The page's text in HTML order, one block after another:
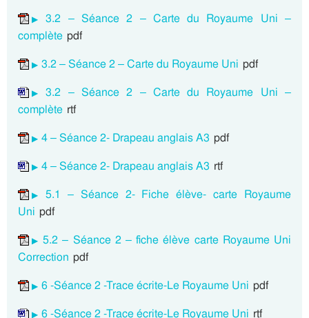
3.2 – Séance 2 – Carte du Royaume Uni –
complète pdf
3.2 – Séance 2 – Carte du Royaume Uni pdf
3.2 – Séance 2 – Carte du Royaume Uni –
complète rtf
4 – Séance 2- Drapeau anglais A3 pdf
4 – Séance 2- Drapeau anglais A3 rtf
5.1 – Séance 2- Fiche élève- carte Royaume
Uni pdf
5.2 – Séance 2 – fiche élève carte Royaume Uni
Correction pdf
6 -Séance 2 -Trace écrite-Le Royaume Uni pdf
6 -Séance 2 -Trace écrite-Le Royaume Uni rtf